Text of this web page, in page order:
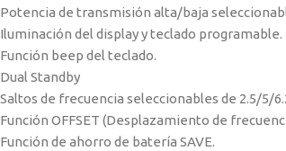
Potencia de transmisión alta/baja
Iluminación del display y teclado programable.
Función beep del teclado.
Dual Standby
Saltos de frecuencia seleccionables de 2.5/5/
Función OFFSET (Desplazamiento de
Función de ahorro de batería SAVE.